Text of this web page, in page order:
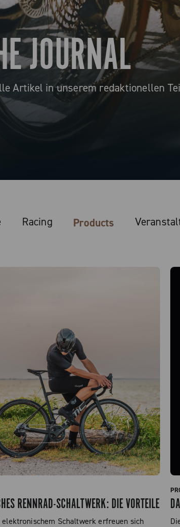
JOURNAL
Artikel in unserem redaktionellen
Racing Products
RENNRAD-SCHALTWERK: DIE VORTEILE
Schaltwerk erfreuen sich